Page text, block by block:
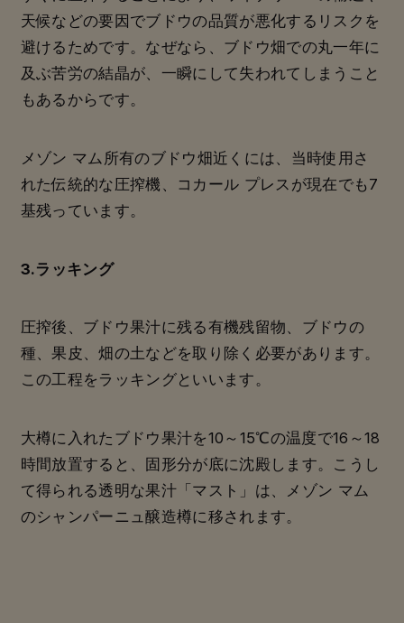
天候などの要因でブドウの品質が悪化するリスクを
避けるためです。なぜなら、ブドウ畑での丸一年に
及ぶ苦労の結晶が、一瞬にして失われてしまうこと
もあるからです。
メゾン マム所有のブドウ畑近くには、当時使用さ
れた伝統的な圧搾機、コカール プレスが現在でも7
基残っています。
3.ラッキング
圧搾後、ブドウ果汁に残る有機残留物、ブドウの
種、果皮、畑の土などを取り除く必要があります。
この工程をラッキングといいます。
大樽に入れたブドウ果汁を10～15℃の温度で16～18
時間放置すると、固形分が底に沈殿します。こうし
て得られる透明な果汁「マスト」は、メゾン マム
のシャンパーニュ醸造樽に移されます。